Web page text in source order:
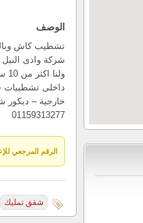
الوصف
تشطيب كاش
شركة وادى
داخلى
خارجية – ديكور
01159313277
الرقم المرجعي
شقق تمليك